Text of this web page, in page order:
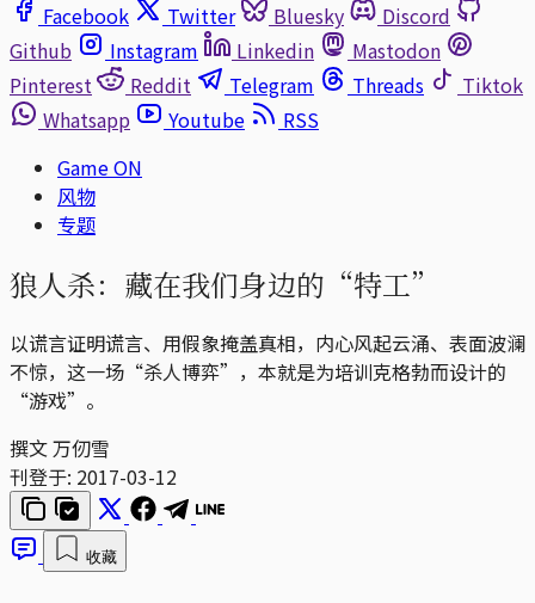
Facebook
Twitter Bluesky
Discord
Github
Instagram Linkedin
Mastodon
Pinterest
Reddit Telegram Threads
Tiktok
Whatsapp
Youtube
RSS
Game ON
风物
专题
狼人杀：藏在我们身边的“特工”
以谎言证明谎言、用假象掩盖真相，内心风起云涌、表面波澜
不惊，这一场“杀人博弈”，本就是为培训克格勃而设计的
“游戏”。
撰文 万仞雪
刊登于: 2017-03-12
收藏